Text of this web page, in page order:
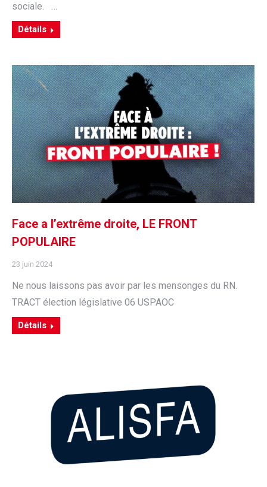
sociale. …
Détails
Face a l’extrême droite, LE FRONT
POPULAIRE
23 juin 2024
Ne nous laissons pas avoir par les mensonges du RN.
TRACT élection législative 06 USPAOC
Détails